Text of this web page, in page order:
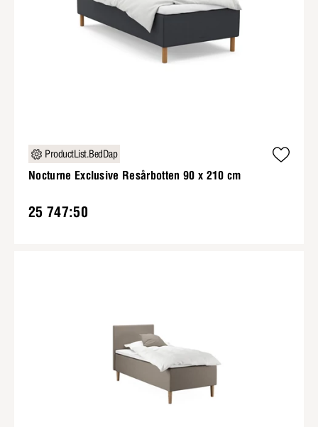
ProductList.BedDap
Nocturne Exclusive Resårbotten 90 x 210 cm
25 747:50